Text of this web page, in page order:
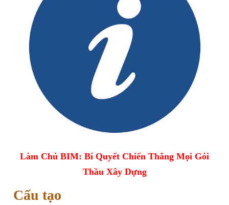
Làm Chủ BIM: Bí Quyết Chiến Thắng Mọi Gói
Thầu Xây Dựng
Cấu tạo